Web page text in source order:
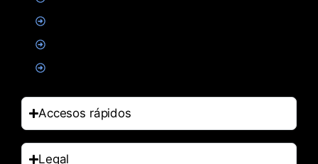
Accesos rápidos
Legal